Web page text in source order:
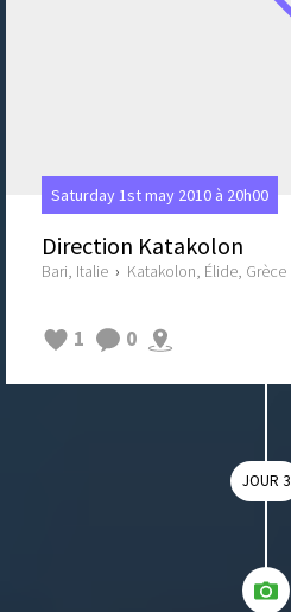
Saturday 1st may 2010 à 20h00
Direction Katakolon
Bari, Italie › Katakolon, Élide, Grèce
1 0
JOUR 3